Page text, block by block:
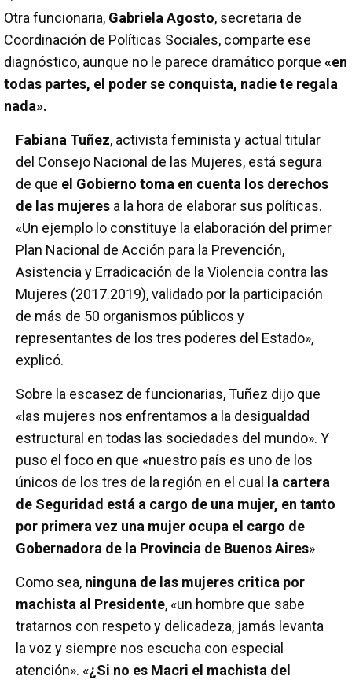
Otra funcionaria, Gabriela Agosto, secretaria de
Coordinación de Políticas Sociales, comparte ese
diagnóstico, aunque no le parece dramático porque «en
todas partes, el poder se conquista, nadie te regala
nada».
Fabiana Tuñez, activista feminista y actual titular
del Consejo Nacional de las Mujeres, está segura
de que el Gobierno toma en cuenta los derechos
de las mujeres a la hora de elaborar sus políticas.
«Un ejemplo lo constituye la elaboración del primer
Plan Nacional de Acción para la Prevención,
Asistencia y Erradicación de la Violencia contra las
Mujeres (2017.2019), validado por la participación
de más de 50 organismos públicos y
representantes de los tres poderes del Estado»,
explicó.
Sobre la escasez de funcionarias, Tuñez dijo que
«las mujeres nos enfrentamos a la desigualdad
estructural en todas las sociedades del mundo». Y
puso el foco en que «nuestro país es uno de los
únicos de los tres de la región en el cual
la cartera
de Seguridad está a cargo de una mujer, en tanto
por primera vez una mujer ocupa el cargo de
Gobernadora de la Provincia de Buenos Aires»
Como sea, ninguna de las mujeres critica por
machista al Presidente, «un hombre que sabe
tratarnos con respeto y delicadeza, jamás levanta
la voz y siempre nos escucha con especial
atención». «¿Si no es Macri el machista del